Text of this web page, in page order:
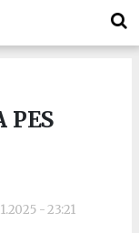
PES
- 23:21